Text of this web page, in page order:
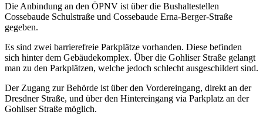
Die Anbindung an den ÖPNV ist über die Bushaltestellen
Cossebaude Schulstraße und Cossebaude Erna-Berger-Straße
gegeben.
Es sind zwei barrierefreie Parkplätze vorhanden. Diese befinden
sich hinter dem Gebäudekomplex. Über die Gohliser Straße gelangt
man zu den Parkplätzen, welche jedoch schlecht ausgeschildert sind.
Der Zugang zur Behörde ist über den Vordereingang, direkt an der
Dresdner Straße, und über den Hintereingang via Parkplatz an der
Gohliser Straße möglich.